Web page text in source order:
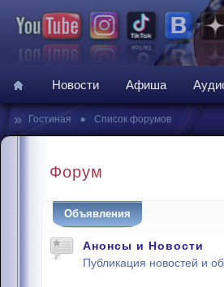
Новости Афиша
» Гостиная • Список форумов
Форум
Объявления
Анонсы и Новости
Публикация новостей и